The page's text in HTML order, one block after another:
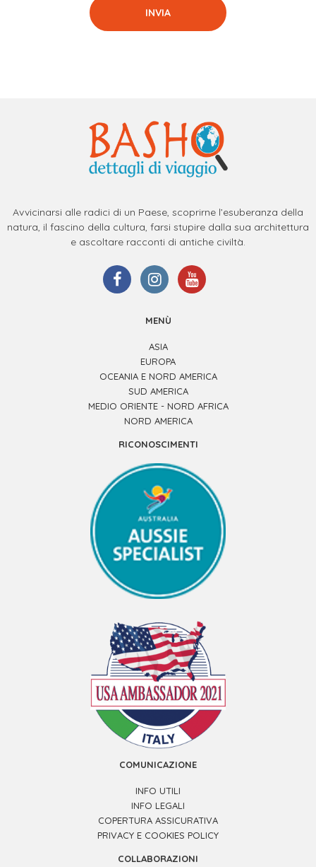
Avvicinarsi alle radici di un Paese, scoprirne l’esuberanza della
natura, il fascino della cultura, farsi stupire dalla sua architettura
e ascoltare racconti di antiche civiltà.
MENÙ
ASIA
EUROPA
OCEANIA E NORD AMERICA
SUD AMERICA
MEDIO ORIENTE - NORD AFRICA
NORD AMERICA
RICONOSCIMENTI
COMUNICAZIONE
INFO UTILI
INFO LEGALI
COPERTURA ASSICURATIVA
PRIVACY E COOKIES POLICY
COLLABORAZIONI